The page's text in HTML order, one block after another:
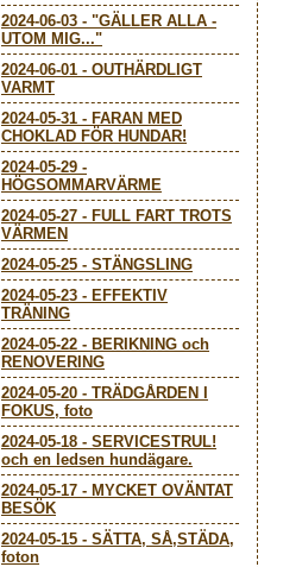
2024-06-03 - "GÄLLER ALLA -
UTOM MIG..."
2024-06-01 - OUTHÄRDLIGT
VARMT
2024-05-31 - FARAN MED
CHOKLAD FÖR HUNDAR!
2024-05-29 -
HÖGSOMMARVÄRME
2024-05-27 - FULL FART TROTS
VÄRMEN
2024-05-25 - STÄNGSLING
2024-05-23 - EFFEKTIV
TRÄNING
2024-05-22 - BERIKNING och
RENOVERING
2024-05-20 - TRÄDGÅRDEN I
FOKUS, foto
2024-05-18 - SERVICESTRUL!
och en ledsen hundägare.
2024-05-17 - MYCKET OVÄNTAT
BESÖK
2024-05-15 - SÄTTA, SÅ,STÄDA,
foton